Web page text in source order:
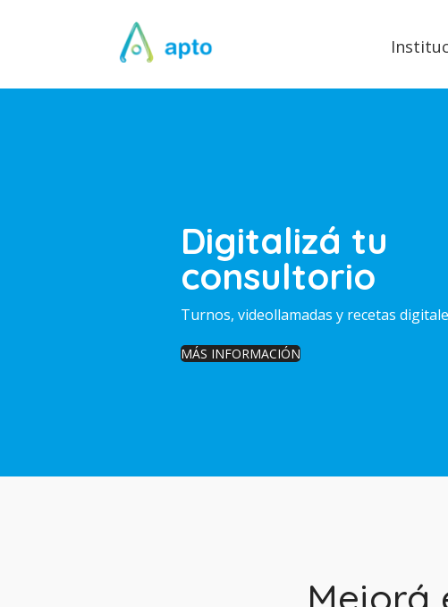
Digitalizá tu
consultorio
Turnos, videollamadas y recetas
MÁS INFORMACIÓN